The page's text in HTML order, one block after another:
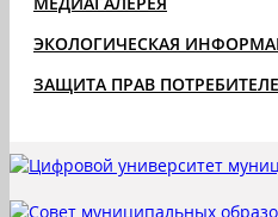
ЭКОЛОГИЧЕСКАЯ
ЗАЩИТА ПРАВ